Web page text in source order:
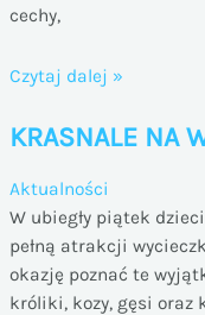
cechy,
MOTYLKI
PRZEDSZKOLE
Czytaj dalej »
KRASNALE NA
Aktualności
W ubiegły piątek
pełną atrakcji
okazję poznać te
króliki, kozy, gęsi oraz